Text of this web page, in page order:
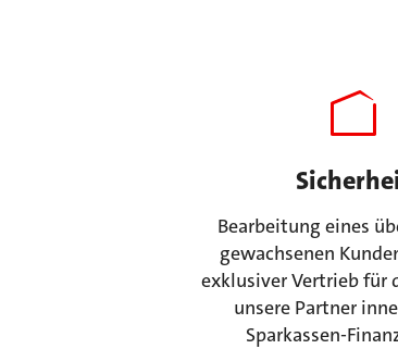
Bearbeitung eines
gewachsenen
exklusiver Vertrieb für
unsere Partner
Sparkassen-